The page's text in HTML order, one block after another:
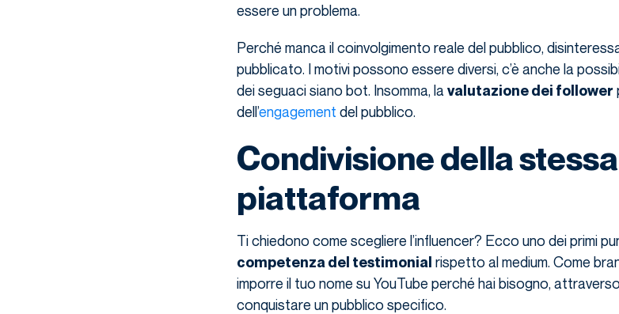
essere un problema.
Perché manca il coinvolgimento reale del pubblico,
pubblicato. I motivi possono essere diversi, c’è anche la
dei seguaci siano bot. Insomma, la valutazione dei follower
dell’engagement del pubblico.
Condivisione della stessa
piattaforma
Ti chiedono come scegliere l’influencer? Ecco uno dei primi
competenza del testimonial rispetto al medium. Come
imporre il tuo nome su YouTube perché hai bisogno,
conquistare un pubblico specifico.